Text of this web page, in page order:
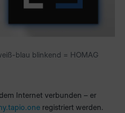
blau blinkend = HOMAG
Internet verbunden – er
registriert werden.